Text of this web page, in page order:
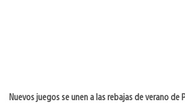
Nuevos juegos se unen a las rebajas de verano